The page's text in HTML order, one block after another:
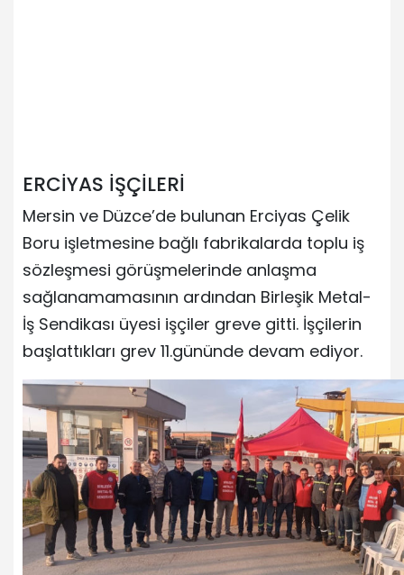
ERCİYAS İŞÇİLERİ
Mersin ve Düzce’de bulunan Erciyas Çelik
Boru işletmesine bağlı fabrikalarda toplu iş
sözleşmesi görüşmelerinde anlaşma
sağlanamamasının ardından Birleşik Metal-
İş Sendikası üyesi işçiler greve gitti. İşçilerin
başlattıkları grev 11.gününde devam ediyor.